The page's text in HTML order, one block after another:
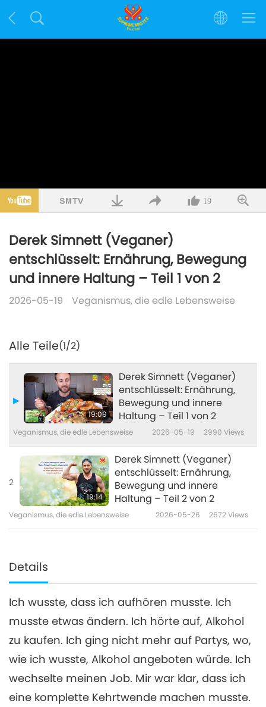
19
Derek Simnett (Veganer)
entschlüsselt: Ernährung, Bewegung
und innere Haltung – Teil 1 von 2
2026-05-19 Veganismus, die edle Lebensweise
Alle Teile(1/2)
19:09
Derek Simnett (Veganer)
entschlüsselt: Ernährung,
Bewegung und innere
Haltung – Teil 1 von 2
Veganismus, die edle Lebensweise 2026-05-19 2990 Views
2
19:14
Derek Simnett (Veganer)
entschlüsselt: Ernährung,
Bewegung und innere
Haltung – Teil 2 von 2
Veganismus, die edle Lebensweise 2026-05-26 2672Views
Details
Ich wusste, dass ich aufhören musste. Ich
musste etwas ändern. Ich hörte auf, Alkohol
zu kaufen. Ich ging nicht mehr auf Partys, wo,
wie ich wusste, Alkohol angeboten würde. Ich
wechselte meinen Job. Mir war klar, dass ich
eine komplette Kehrtwende machen musste.